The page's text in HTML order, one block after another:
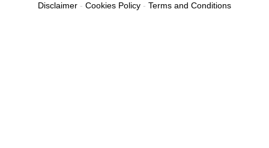
Disclaimer - Cookies Policy - Terms and Conditions